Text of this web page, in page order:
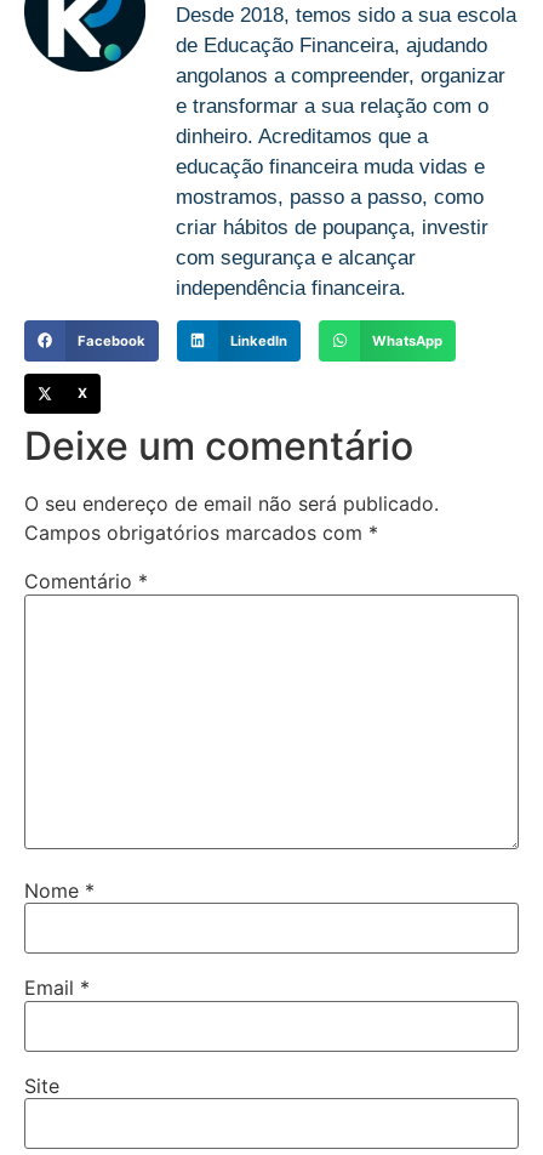
Desde 2018, temos sido a sua escola
de Educação Financeira, ajudando
angolanos a compreender, organizar
e transformar a sua relação com o
dinheiro. Acreditamos que a
educação financeira muda vidas e
mostramos, passo a passo, como
criar hábitos de poupança, investir
com segurança e alcançar
independência financeira.
Facebook LinkedIn WhatsApp
X
Deixe um comentário
O seu endereço de email não será publicado.
Campos obrigatórios marcados com *
Comentário *
Nome *
Email *
Site